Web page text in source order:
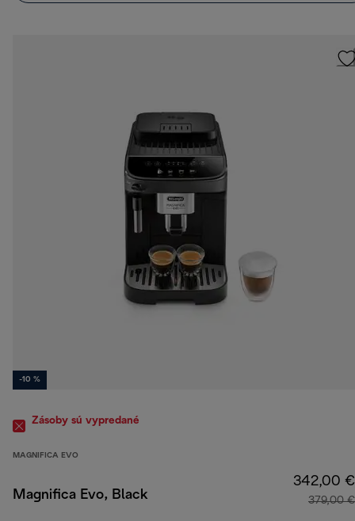
-10 %
Zásoby sú vypredané
MAGNIFICA EVO
Magnifica Evo, Black
342,00 €
379,00 €